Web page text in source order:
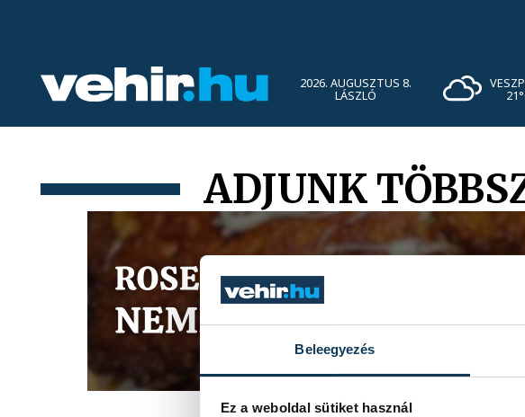
Beleegyezés
Ez a weboldal sütiket használ
2026. AUGUSZTUS 8.
LÁSZLÓ
ADJUNK